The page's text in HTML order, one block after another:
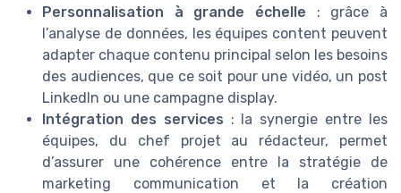
Personnalisation à grande échelle : grâce à
l’analyse de données, les équipes content peuvent
adapter chaque contenu principal selon les besoins
des audiences, que ce soit pour une vidéo, un post
LinkedIn ou une campagne display.
Intégration des services : la synergie entre les
équipes, du chef projet au rédacteur, permet
d’assurer une cohérence entre la stratégie de
marketing communication et la création